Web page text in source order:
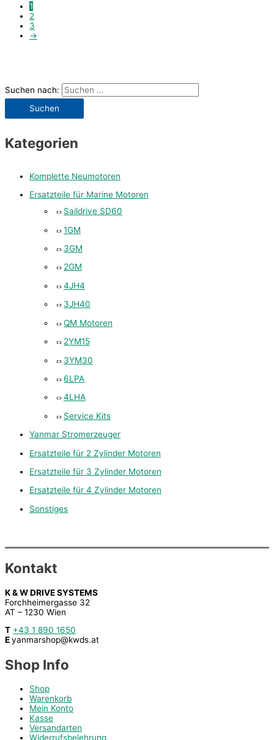
Suchen nach:
Kategorien
Komplette Neumotoren
Ersatzteile für Marine Motoren
Saildrive SD60
1GM
3GM
2GM
4JH4
3JH40
QM Motoren
2YM15
3YM30
6LPA
4LHA
Service Kits
Yanmar Stromerzeuger
Ersatzteile für 2 Zylinder Motoren
Ersatzteile für 3 Zylinder Motoren
Ersatzteile für 4 Zylinder Motoren
Sonstiges
1
2
3
→
Kontakt
K & W DRIVE SYSTEMS
Forchheimergasse 32
AT – 1230 Wien
T +43 1 890 1650
Eyanmarshop@kwds.at
Shop Info
Shop
Warenkorb
Mein Konto
Kasse
Versandarten
Widerrufsbelehrung